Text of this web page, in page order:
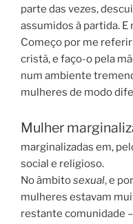
parte das vezes,
assumidos à partida. E
Começo por me
cristã, e faço-o pela
num ambiente
mulheres de modo
Mulher
marginalizadas em,
social e religioso.
No âmbitosexual, e
mulheres estavam
restante comunidade